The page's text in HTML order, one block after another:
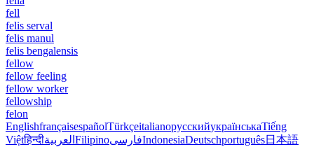
fell
felis serval
felis manul
felis bengalensis
fellow
fellow feeling
fellow worker
fellowship
felon
EnglishfrançaisespañolTürkçeitalianoрусскийукраїнськаTiếng
Việtहिन्दीالعربية FilipinoفارسیIndonesiaDeutschportuguês日本語